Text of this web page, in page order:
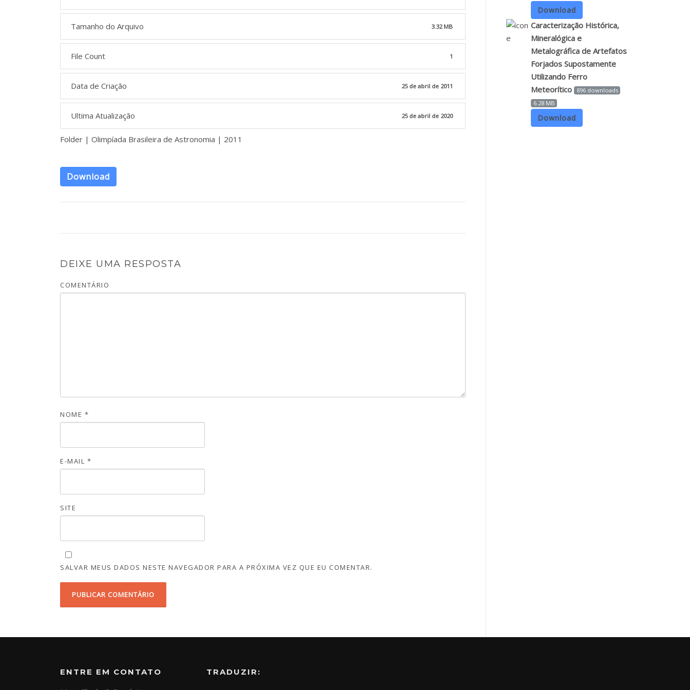
Tamanho do Arquivo 3.32 MB
File Count 1
Data de Criação 25 de abril de 2011
Ultima Atualização 25 de abril de 2020
Folder | Olimpíada Brasileira de Astronomia | 2011
Download
DEIXE UMA RESPOSTA
COMENTÁRIO
NOME *
E-MAIL *
SITE
SALVAR MEUS DADOS NESTE NAVEGADOR PARA A PRÓXIMA VEZ QUE EU COMENTAR.
Download
Caracterização Histórica,
Mineralógica e
Metalográfica de Artefatos
Forjados Supostamente
Utilizando Ferro
Meteorítico
896 downloads
6.28 MB
Download
ENTRE EM CONTATO TRADUZIR: